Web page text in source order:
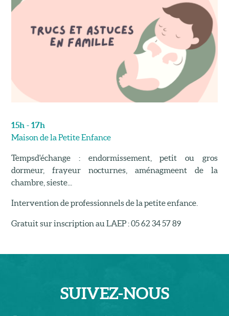
15h - 17h
Maison de la Petite Enfance
Tempsd'échange : endormissement, petit ou gros
dormeur, frayeur nocturnes, aménagmeent de la
chambre, sieste...
Intervention de professionnels de la petite enfance.
Gratuit sur inscription au LAEP : 05 62 34 57 89
SUIVEZ-NOUS